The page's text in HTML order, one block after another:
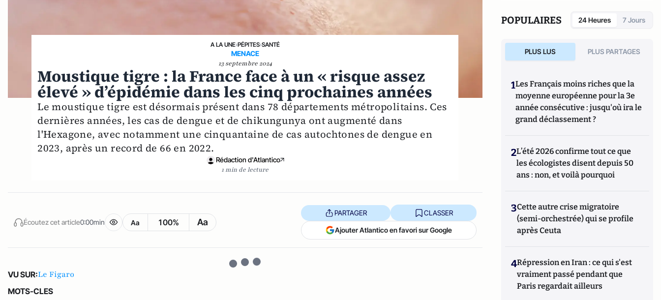
A LA UNE›PÉPITES›SANTÉ
MENACE
13 septembre 2024
Moustique tigre : la France face à un « risque assez
élevé » d’épidémie dans les cinq prochaines années
Le moustique tigre est désormais présent dans 78 départements métropolitains. Ces
dernières années, les cas de dengue et de chikungunya ont augmenté dans
l'Hexagone, avec notamment une cinquantaine de cas autochtones de dengue en
2023, après un record de 66 en 2022.
Rédaction d'Atlantico
1 min de lecture
Écoutez cet article0:00min Aa 100% Aa
PARTAGER CLASSER
Ajouter Atlantico en favori sur Google
VU SUR:Le Figaro
MOTS-CLES
POPULAIRES 24 Heures 7 Jours
PLUS LUS PLUS PARTAGES
1Les Français moins riches que la
moyenne européenne pour la 3e
année consécutive : jusqu'où ira le
grand déclassement ?
2L’été 2026 confirme tout ce que
les écologistes disent depuis 50
ans : non, et voilà pourquoi
3Cette autre crise migratoire
(semi-orchestrée) qui se profile
après Ceuta
4Répression en Iran : ce qui s'est
vraiment passé pendant que
Paris regardait ailleurs